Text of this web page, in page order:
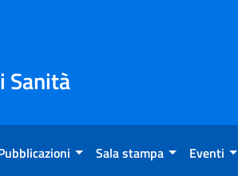
Sanità
Sala stampa Eventi